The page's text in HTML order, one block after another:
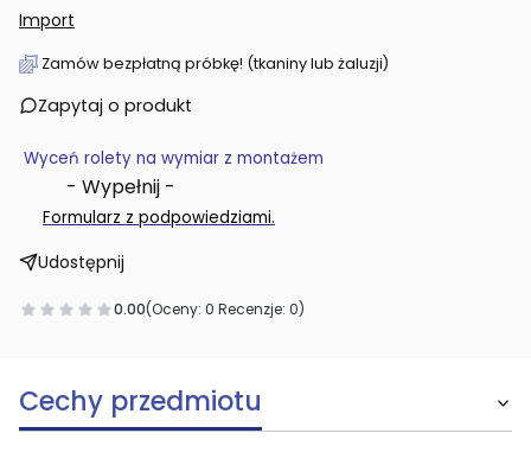
Import
Zamów bezpłatną próbkę! (tkaniny lub żaluzji)
Zapytaj o produkt
Wyceń rolety na wymiar z montażem
- Wypełnij -
Formularz z podpowiedziami.
Udostępnij
0.00(Oceny: 0 Recenzje: 0)
Cechy przedmiotu